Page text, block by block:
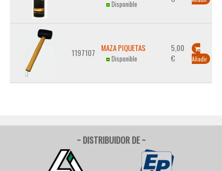
Disponible
1197107 MAZA PIQUETAS
Disponible
5,00
€
Añadir
~ DISTRIBUIDOR DE ~